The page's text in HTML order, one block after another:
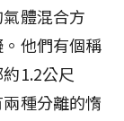
體混合方
他們有個稱
1.2公尺
種分離的惰